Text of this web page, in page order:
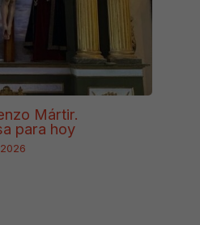
Mártir.
para hoy